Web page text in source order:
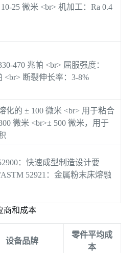
25 微米 <br> 机加工：Ra 0.4
470 兆帕 <br> 屈服强度：
<br> 断裂伸长率：3-8%
化的 ± 100 微米 <br> 用于粘合
微米 <br>± 500 微米，用于
：快速成型制造设计要
52921：金属粉末床熔融
商和成本
设备品牌
零件平均成
本